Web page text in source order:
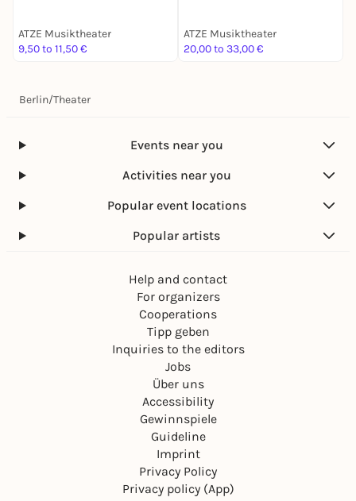
ATZE Musiktheater
9,50 to 11,50 €
ATZE Musiktheater
20,00 to 33,00 €
Berlin/Theater
Events near you
Activities near you
Popular event locations
Popular artists
Help and contact
For organizers
Cooperations
Tipp geben
Inquiries to the editors
Jobs
Über uns
Accessibility
Gewinnspiele
Guideline
Imprint
Privacy Policy
Privacy policy (App)